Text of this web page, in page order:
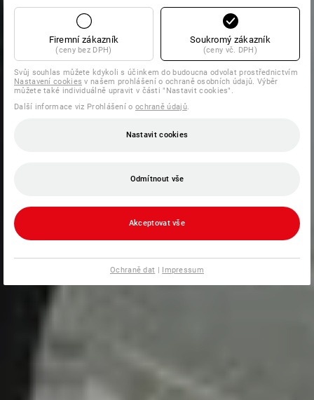
Firemní zákazník
(ceny bez DPH)
Soukromý zákazník
(ceny vč. DPH)
Svůj souhlas můžete kdykoli s účinkem do budoucna odvolat prostřednictvím
Nastavení cookies v našem prohlášení o ochraně osobních údajů. Výběr
můžete také individuálně upravit v části "Nastavit cookies".
Další informace viz Prohlášení o ochraně údajů.
Nastavit cookies
Odmítnout vše
Akceptovat vše
Ochraně dat | Impressum